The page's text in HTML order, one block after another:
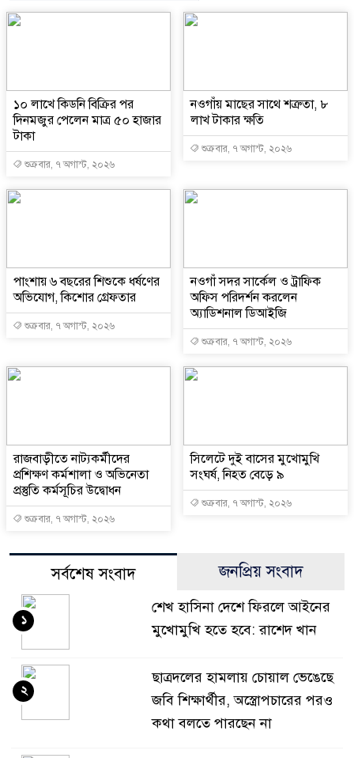
১০ লাখে কিডনি বিক্রির পর
দিনমজুর পেলেন মাত্র ৫০ হাজার
টাকা
শুক্রবার, ৭ অগাস্ট, ২০২৬
নওগাঁয় মাছের সাথে শত্রুতা, ৮
লাখ টাকার ক্ষতি
শুক্রবার, ৭ অগাস্ট, ২০২৬
পাংশায় ৬ বছরের শিশুকে ধর্ষণের
অভিযোগ, কিশোর গ্রেফতার
শুক্রবার, ৭ অগাস্ট, ২০২৬
নওগাঁ সদর সার্কেল ও ট্রাফিক
অফিস পরিদর্শন করলেন
অ্যাডিশনাল ডিআইজি
শুক্রবার, ৭ অগাস্ট, ২০২৬
রাজবাড়ীতে নাট্যকর্মীদের
প্রশিক্ষণ কর্মশালা ও অভিনেতা
প্রস্তুতি কর্মসূচির উদ্বোধন
শুক্রবার, ৭ অগাস্ট, ২০২৬
সিলেটে দুই বাসের মুখোমুখি
সংঘর্ষ, নিহত বেড়ে ৯
শুক্রবার, ৭ অগাস্ট, ২০২৬
সর্বশেষ সংবাদ জনপ্রিয় সংবাদ
শেখ হাসিনা দেশে ফিরলে আইনের
মুখোমুখি হতে হবে: রাশেদ খান
১
ছাত্রদলের হামলায় চোয়াল ভেঙেছে
জবি শিক্ষার্থীর, অস্ত্রোপচারের পরও
কথা বলতে পারছেন না
২